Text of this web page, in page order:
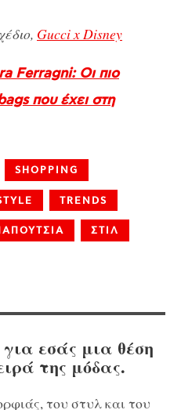
Gucci x Disney
Ferragni: Οι πιο
που έχει στη
SHOPPING
TRENDS
ΣΤΙΛ
εσάς μια θέση
της μόδας.
του στυλ και του